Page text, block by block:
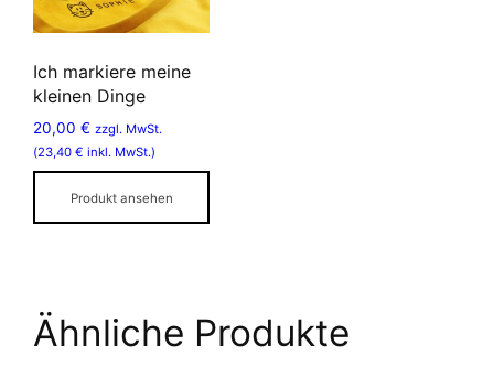
Ich markiere meine
kleinen Dinge
20,00€ zzgl. MwSt.
(23,40€ inkl. MwSt.)
Produkt ansehen
Ähnliche Produkte